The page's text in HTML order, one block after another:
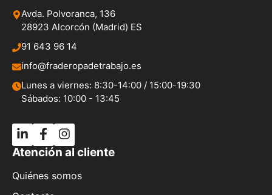
Avda. Polvoranca, 136
28923 Alcorcón (Madrid) ES
91 643 96 14
info@fraderopadetrabajo.es
Lunes a viernes: 8:30-14:00 / 15:00-19:30
Sábados: 10:00 - 13:45
Atención al cliente
Quiénes somos